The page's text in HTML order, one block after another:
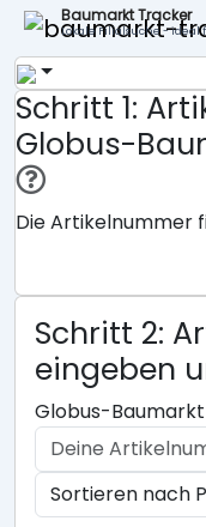
Baumarkt Tracker
Lokale Filialsuche - ideal
Schritt 1:
Globus-
Die Artikelnummer
Schritt 2:
eingeben
Globus-